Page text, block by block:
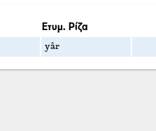
Ετυμ. Ρίζα
yâr